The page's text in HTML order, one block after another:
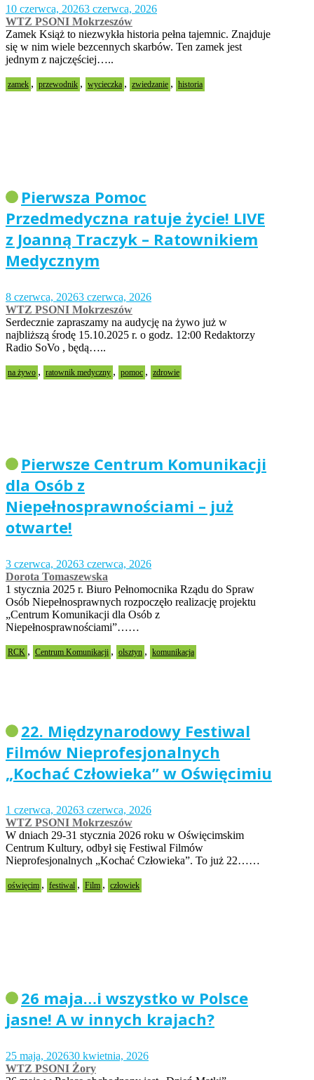
10 czerwca, 20263 czerwca, 2026
WTZ PSONI Mokrzeszów
Zamek Książ to niezwykła historia pełna tajemnic. Znajduje
się w nim wiele bezcennych skarbów. Ten zamek jest
jednym z najczęściej…..
zamek , przewodnik , wycieczka , zwiedzanie , historia
Pierwsza Pomoc
Przedmedyczna ratuje życie! LIVE
z Joanną Traczyk – Ratownikiem
Medycznym
8 czerwca, 20263 czerwca, 2026
WTZ PSONI Mokrzeszów
Serdecznie zapraszamy na audycję na żywo już w
najbliższą środę 15.10.2025 r. o godz. 12:00 Redaktorzy
Radio SoVo , będą…..
na żywo , ratownik medyczny , pomoc , zdrowie
Pierwsze Centrum Komunikacji
dla Osób z
Niepełnosprawnościami – już
otwarte!
3 czerwca, 20263 czerwca, 2026
Dorota Tomaszewska
1 stycznia 2025 r. Biuro Pełnomocnika Rządu do Spraw
Osób Niepełnosprawnych rozpoczęło realizację projektu
„Centrum Komunikacji dla Osób z
Niepełnosprawnościami”……
RCK , Centrum Komunikacji , olsztyn , komunikacja
22. Międzynarodowy Festiwal
Filmów Nieprofesjonalnych
„Kochać Człowieka” w Oświęcimiu
1 czerwca, 20263 czerwca, 2026
WTZ PSONI Mokrzeszów
W dniach 29-31 stycznia 2026 roku w Oświęcimskim
Centrum Kultury, odbył się Festiwal Filmów
Nieprofesjonalnych „Kochać Człowieka”. To już 22……
oświęcim , festiwal , Film , człowiek
26 maja…i wszystko w Polsce
jasne! A w innych krajach?
25 maja, 202630 kwietnia, 2026
WTZ PSONI Żory